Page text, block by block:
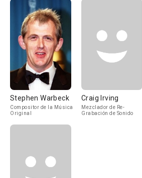
Stephen Warbeck
Compositor de la Música
Original
Craig Irving
Mezclador de Re-
Grabación de Sonido